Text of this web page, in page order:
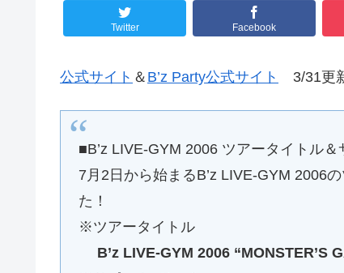
Twitter Facebook
公式サイト ＆ B’z Party公式サイト 3/31更
■B’z LIVE-GYM 2006 ツアータイトル＆
7月2日から始まるB’z LIVE-GYM 2006
た！
※ツアータイトル
B’z LIVE-GYM 2006 “MONSTER’S